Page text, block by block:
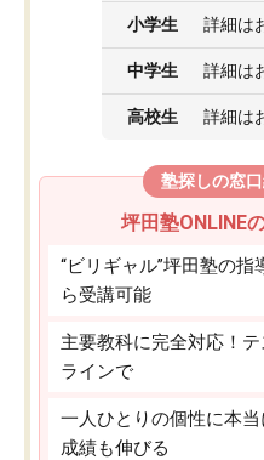
小学生 詳細は
中学生 詳細は
高校生 詳細は
塾探しの窓
坪田塾ONLINE
“ビリギャル”坪田塾の
ら受講可能
主要教科に完全対応！
ラインで
一人ひとりの個性に本
成績も伸びる